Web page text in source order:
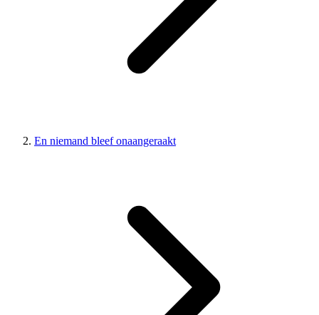
En niemand bleef onaangeraakt